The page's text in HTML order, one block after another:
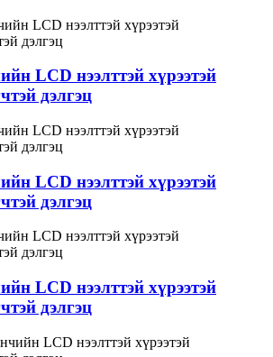
LCD нээлттэй хүрээтэй
дэлгэц
LCD нээлттэй хүрээтэй
дэлгэц
LCD нээлттэй хүрээтэй
дэлгэц